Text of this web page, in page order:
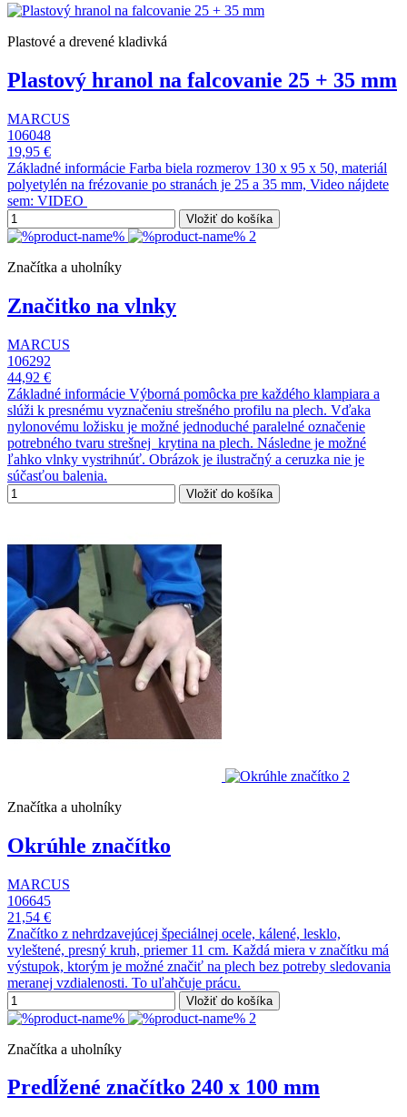
Plastové a drevené kladivká
Plastový hranol na falcovanie 25 + 35 mm
MARCUS
106048
19,95 €
Základné informácie Farba biela rozmerov 130 x 95 x 50, materiál
polyetylén na frézovanie po stranách je 25 a 35 mm, Video nájdete
sem: VIDEO
Vložiť do košíka
Značítka a uholníky
Značitko na vlnky
MARCUS
106292
44,92 €
Základné informácie Výborná pomôcka pre každého klampiara a
slúži k presnému vyznačeniu strešného profilu na plech. Vďaka
nylonovému ložisku je možné jednoduché paralelné označenie
potrebného tvaru strešnej krytina na plech. Následne je možné
ľahko vlnky vystrihnúť. Obrázok je ilustračný a ceruzka nie je
súčasťou balenia.
Vložiť do košíka
Značítka a uholníky
Okrúhle značítko
MARCUS
106645
21,54 €
Značítko z nehrdzavejúcej špeciálnej ocele, kálené, lesklo,
vyleštené, presný kruh, priemer 11 cm. Každá miera v značítku má
výstupok, ktorým je možné značiť na plech bez potreby sledovania
meranej vzdialenosti. To uľahčuje prácu.
Vložiť do košíka
Značítka a uholníky
Predĺžené značítko 240 x 100 mm